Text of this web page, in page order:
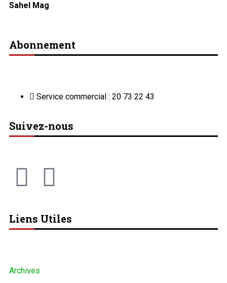
Sahel Mag
Abonnement
Service commercial : 20 73 22 43
Suivez-nous
Liens Utiles
Archives